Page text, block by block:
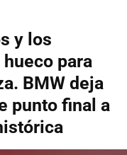
y los
para
BMW deja
punto final a